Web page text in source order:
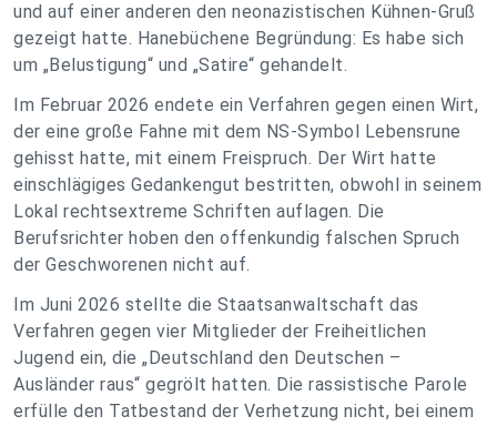
und auf einer anderen den neonazistischen Kühnen-Gruß
gezeigt hatte. Hanebüchene Begründung: Es habe sich
um „Belustigung“ und „Satire“ gehandelt.
Im Februar 2026 endete ein Verfahren gegen einen Wirt,
der eine große Fahne mit dem NS-Symbol Lebensrune
gehisst hatte, mit einem Freispruch. Der Wirt hatte
einschlägiges Gedankengut bestritten, obwohl in seinem
Lokal rechtsextreme Schriften auflagen. Die
Berufsrichter hoben den offenkundig falschen Spruch
der Geschworenen nicht auf.
Im Juni 2026 stellte die Staatsanwaltschaft das
Verfahren gegen vier Mitglieder der Freiheitlichen
Jugend ein, die „Deutschland den Deutschen –
Ausländer raus“ gegrölt hatten. Die rassistische Parole
erfülle den Tatbestand der Verhetzung nicht, bei einem